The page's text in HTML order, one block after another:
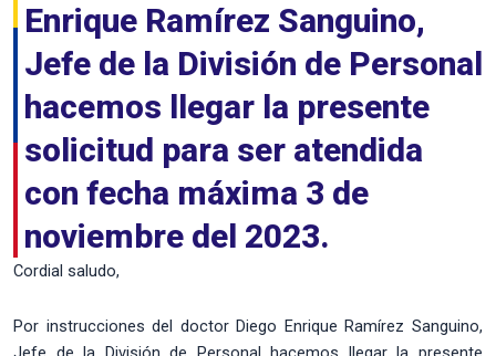
Enrique Ramírez Sanguino,
Jefe de la División de Personal
hacemos llegar la presente
solicitud para ser atendida
con fecha máxima 3 de
noviembre del 2023.
Cordial saludo,
Por instrucciones del doctor Diego Enrique Ramírez Sanguino,